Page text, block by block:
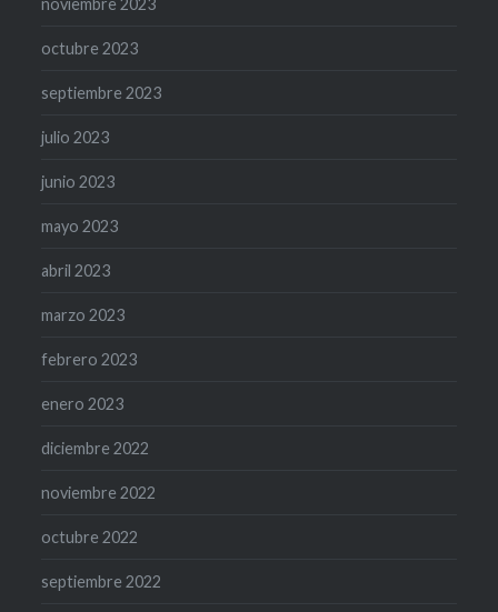
noviembre 2023
octubre 2023
septiembre 2023
julio 2023
junio 2023
mayo 2023
abril 2023
marzo 2023
febrero 2023
enero 2023
diciembre 2022
noviembre 2022
octubre 2022
septiembre 2022